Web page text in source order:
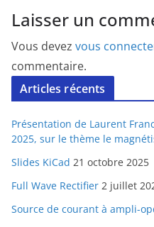
Laisser un
Vous devez vous
commentaire.
Articles récents
Présentation de Laurent
2025, sur le thème le
Slides KiCad 21 octobre 2025
Full Wave Rectifier 2 juillet
Source de courant à ampli-